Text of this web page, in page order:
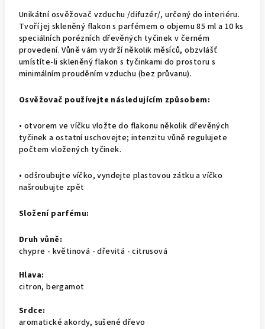
Unikátní osvěžovač vzduchu /difuzér/, určený do interiéru.
Tvoří jej skleněný flakon s parfémem o objemu 85 ml a 10 ks
speciálních porézních dřevěných tyčinek v černém
provedení. Vůně vám vydrží několik měsíců, obzvlášť
umístíte-li skleněný flakon s tyčinkami do prostoru s
minimálním prouděním vzduchu (bez průvanu).
Osvěžovač používejte následujícím způsobem:
• otvorem ve víčku vložte do flakonu několik dřevěných
tyčinek a ostatní uschovejte; intenzitu vůně regulujete
počtem vložených tyčinek.
• odšroubujte víčko, vyndejte plastovou zátku a víčko
našroubujte zpět
Složení parfému:
Druh vůně:
chypre - květinová - dřevitá - citrusová
Hlava:
citron, bergamot
Srdce:
aromatické akordy, sušené dřevo